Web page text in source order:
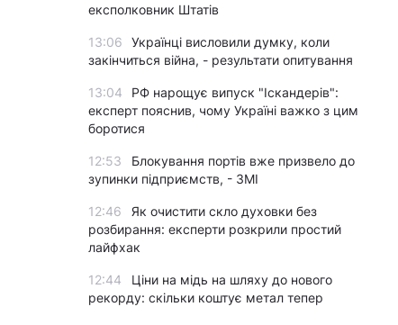
експолковник Штатів
13:06
Українці висловили думку, коли
закінчиться війна, - результати опитування
13:04
РФ нарощує випуск "Іскандерів":
експерт пояснив, чому Україні важко з цим
боротися
12:53
Блокування портів вже призвело до
зупинки підприємств, - ЗМІ
12:46
Як очистити скло духовки без
розбирання: експерти розкрили простий
лайфхак
12:44
Ціни на мідь на шляху до нового
рекорду: скільки коштує метал тепер